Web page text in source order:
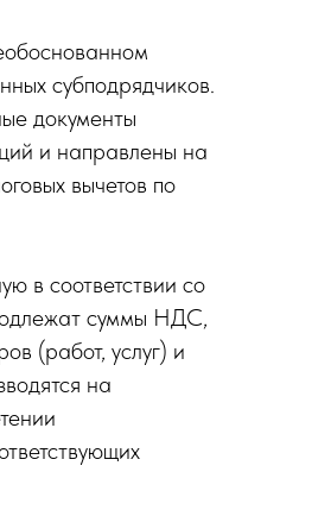
субподрядчиков.
документы
и направлены на
вычетов по
в соответствии со
суммы НДС,
(работ, услуг) и
на